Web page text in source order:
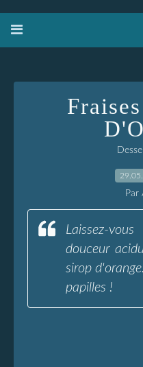
Par
Laissez-
douceur
sirop
papilles !